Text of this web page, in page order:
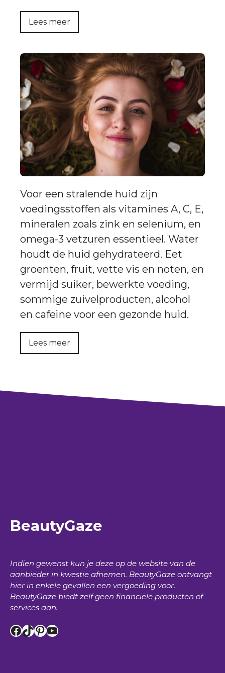
Lees meer
Voor een stralende huid zijn
voedingsstoffen als vitamines A, C, E,
mineralen zoals zink en selenium, en
omega-3 vetzuren essentieel. Water
houdt de huid gehydrateerd. Eet
groenten, fruit, vette vis en noten, en
vermijd suiker, bewerkte voeding,
sommige zuivelproducten, alcohol
en cafeïne voor een gezonde huid.
Lees meer
BeautyGaze
Indien gewenst kun je deze op de website van de
aanbieder in kwestie afnemen. BeautyGaze ontvangt
hier in enkele gevallen een vergoeding voor.
BeautyGaze biedt zelf geen financiële producten of
services aan.
Facebook
TikTok
Pinterest
YouTube